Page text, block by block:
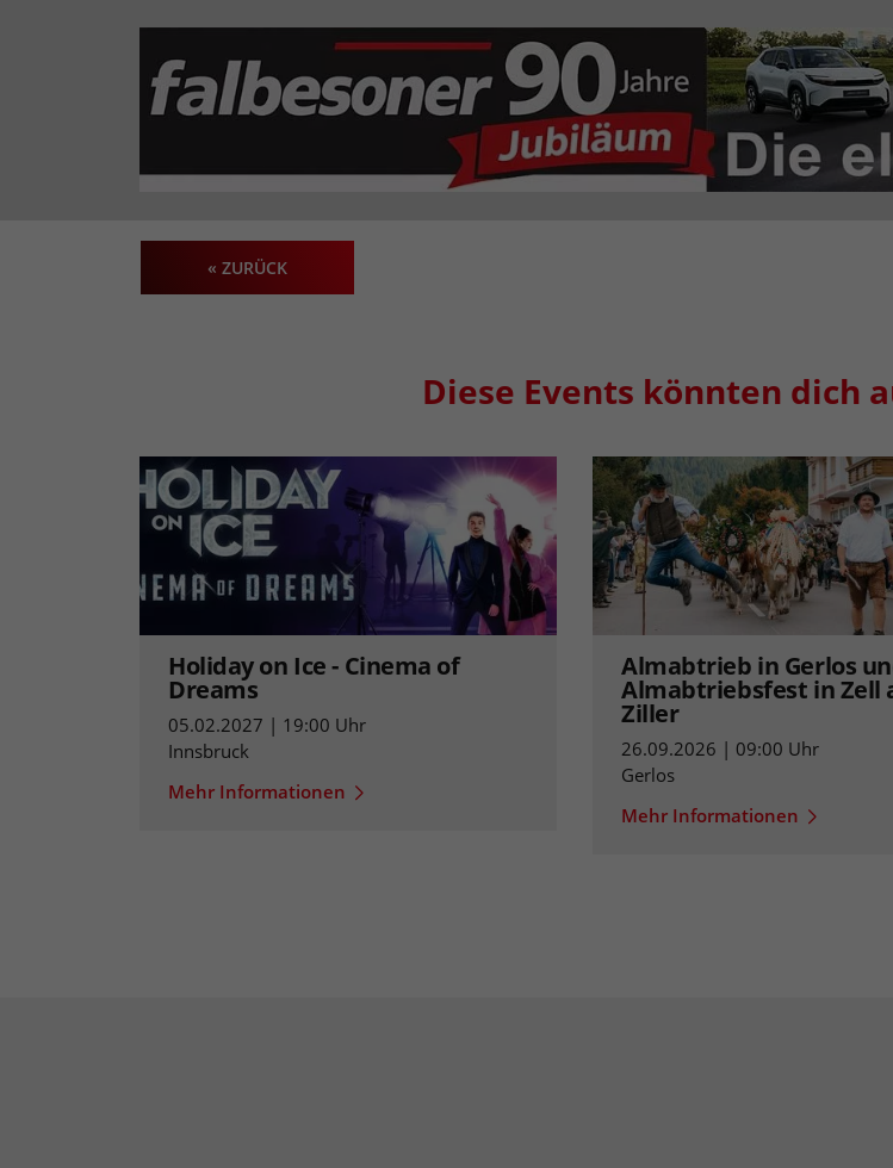
« ZURÜCK
Diese Events könnten dich
Holiday on Ice - Cinema of
Dreams
05.02.2027 | 19:00 Uhr
Innsbruck
Mehr Informationen
Almabtrieb in Gerlos
Almabtriebsfest in Zell
Ziller
26.09.2026 | 09:00 Uhr
Gerlos
Mehr Informationen